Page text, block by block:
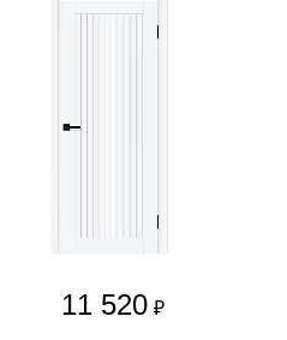
11 520 ₽